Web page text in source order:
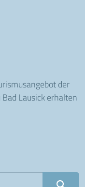
der
Lausick erhalten